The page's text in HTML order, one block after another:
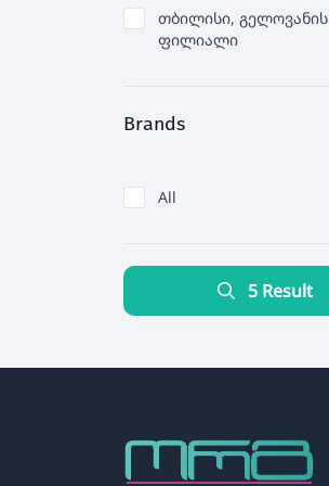
თბილისი, გელოვანის
ფილიალი
Brands
All
5 Result